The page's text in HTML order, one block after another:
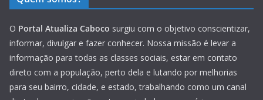
O Portal Atualiza Caboco surgiu com o objetivo conscientizar,
informar, divulgar e fazer conhecer. Nossa missão é levar a
informação para todas as classes sociais, estar em contato
direto com a população, perto dela e lutando por melhorias
para seu bairro, cidade, e estado, trabalhando como um canal